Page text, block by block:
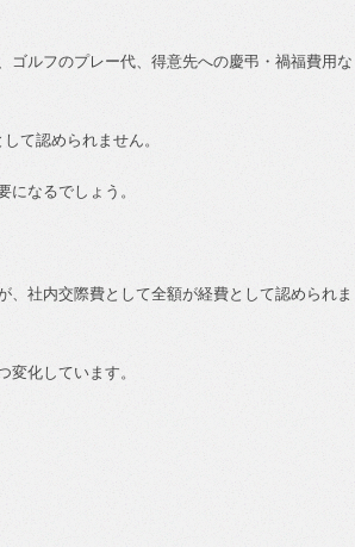
ゴルフのプレー代、得意先への慶弔・禍福費用な
て認められません。
なるでしょう。
社内交際費として全額が経費として認められま
化しています。